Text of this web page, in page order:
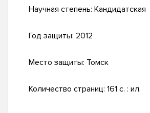
Научная степень: Кандидатская
Год защиты: 2012
Место защиты: Томск
Количество страниц: 161 с. : ил.